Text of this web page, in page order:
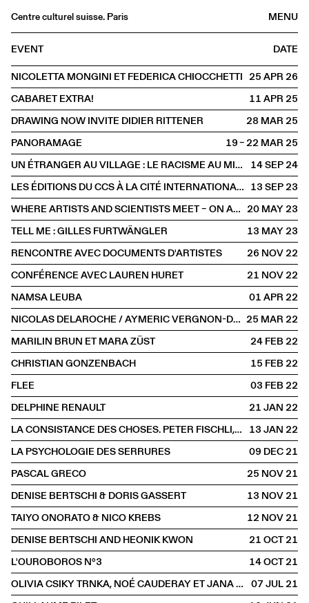
MENU
Centre culturel suisse. Paris
Agenda
Bookshop
Buvette
Archives
Medias
Publications
About
FR/EN
SPOKEN Visual arts
EVENT
DATE
NICOLETTA MONGINI ET FEDERICA CHIOCCHETTI 25 APR2026
CABARET EXTRA!
11 APR2025
DRAWING NOW INVITE DIDIER RITTENER
28 MAR2025
PANORAMAGE
19 – 22 MAR2025
UN ÉTRANGER AU VILLAGE : LE RACISME AU MIROIR DE JAMES BALDWIN
14 SEP2024
LES ÉDITIONS DU CCS À LA CITÉ INTERNATIONALE DES ARTS 13 SEP2023
WHERE ARTISTS AND SCIENTISTS MEET – ON ARTISTIC RESEARCH AND SCIENTIFIC CREATIVITY 20 MAY2023
TELL ME : GILLES FURTWÄNGLER
13 MAY2023
RENCONTRE AVEC DOCUMENTS D'ARTISTES
26 NOV2022
CONFÉRENCE AVEC LAUREN HURET
21 NOV2022
NAMSA LEUBA
01 APR2022
NICOLAS DELAROCHE / AYMERIC VERGNON-D’ALANÇON 25 MAR2022
MARILIN BRUN ET MARA ZÜST
24 FEB2022
CHRISTIAN GONZENBACH
15 FEB2022
FLEE
03 FEB2022
DELPHINE RENAULT
21 JAN2022
LA CONSISTANCE DES CHOSES. PETER FISCHLI, DAVID WEISS ET LE TEMPS RETOURNÉ 13 JAN2022
LA PSYCHOLOGIE DES SERRURES
09 DEC2021
PASCAL GRECO
25 NOV2021
DENISE BERTSCHI & DORIS GASSERT
13 NOV2021
TAIYO ONORATO & NICO KREBS
12 NOV2021
DENISE BERTSCHI AND HEONIK KWON
21 OCT2021
L'OUROBOROS N°3
14 OCT2021
OLIVIA CSIKY TRNKA, NOÉ CAUDERAY ET JANA TRNKA
07 JUL2021